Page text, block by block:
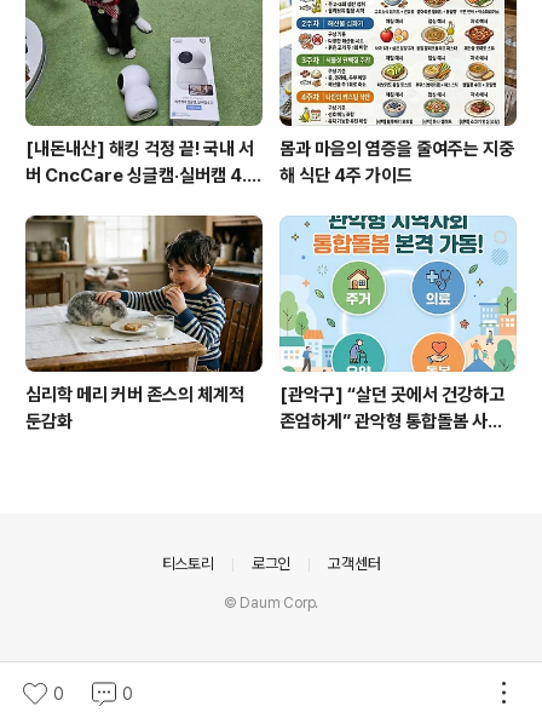
[내돈내산] 해킹 걱정 끝! 국내 서
버 CncCare 싱글캠·실버캠 4.0
몸과 마음의 염증을 줄여주는 지중
해 식단 4주 가이드
심리학 메리 커버 존스의 체계적
둔감화
[관악구] “살던 곳에서 건강하고
존엄하게” 관악형 통합돌봄 사업
0 0
티스토리 로그인 고객센터
© Daum Corp.